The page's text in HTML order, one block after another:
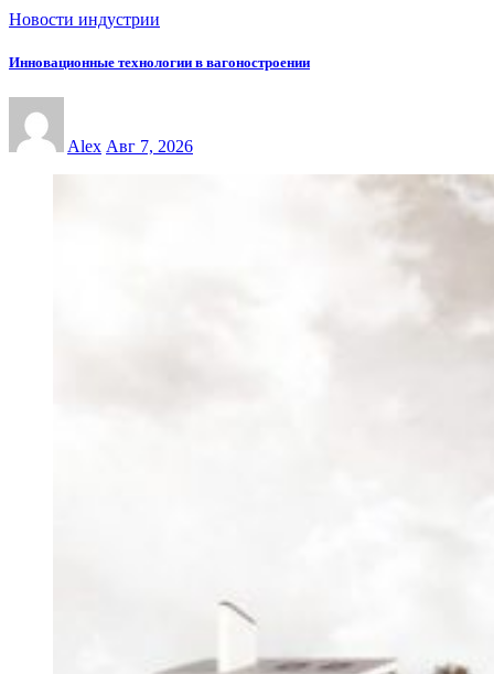
Новости индустрии
Инновационные технологии в вагоностроении
Alex Авг 7, 2026